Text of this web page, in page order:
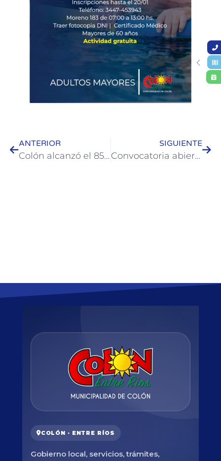
ANTERIOR
Colón alcanzó el 85% de ocupación en los primeros días del año 2026
SIGUIENTE
Convocatoria abierta para espacios gastronómicos en Artesanía 2026
COLÓN · ENTRE RÍOS
Gobierno local, servicios, trámites,